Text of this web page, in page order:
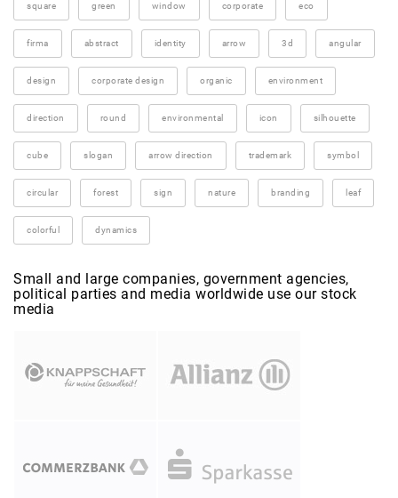
square green window corporate eco
firma abstract identity arrow 3d angular
design corporate design organic environment
direction round environmental icon silhouette
cube slogan arrow direction trademark symbol
circular forest sign nature branding leaf
colorful dynamics
Small and large companies, government agencies,
political parties and media worldwide use our stock
media